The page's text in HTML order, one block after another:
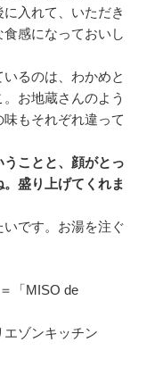
入れて、いただき
感になっておいし
るのは、わかめと
お地蔵さんのよう
もそれぞれ違って
うことと、顔がとっ
盛り上げてくれま
です。お湯を注ぐ
「MISO de
エゾンキッチン